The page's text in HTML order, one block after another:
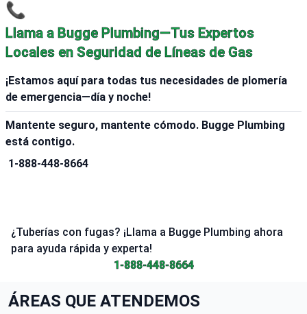
📞
Llama a Bugge Plumbing—Tus Expertos
Locales en Seguridad de Líneas de Gas
¡Estamos aquí para todas tus necesidades de plomería
de emergencia—día y noche!
Mantente seguro, mantente cómodo. Bugge Plumbing
está contigo.
1-888-448-8664
¿Tuberías con fugas? ¡Llama a Bugge Plumbing ahora
para ayuda rápida y experta!
1-888-448-8664
ÁREAS QUE ATENDEMOS